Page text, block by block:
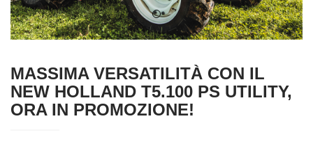
MASSIMA VERSATILITÀ CON IL
NEW HOLLAND T5.100 PS UTILITY,
ORA IN PROMOZIONE!